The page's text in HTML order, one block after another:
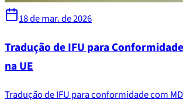
18 de mar. de 2026
Tradução de IFU para
na UE
Tradução de IFU para conformidade com